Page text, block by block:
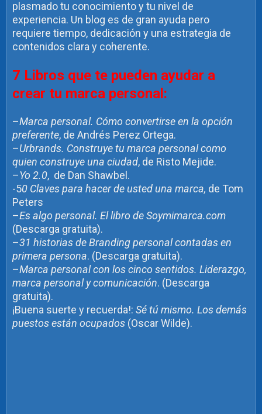
plasmado tu conocimiento y tu nivel de
experiencia. Un blog es de gran ayuda pero
requiere tiempo, dedicación y una estrategia de
contenidos clara y coherente.
7 Libros que te pueden ayudar a
crear tu marca personal:
–Marca personal. Cómo convertirse en la opción
preferente, de Andrés Perez Ortega.
–Urbrands. Construye tu marca personal como
quien construye una ciudad, de Risto Mejide.
–Yo 2.0, de Dan Shawbel.
-50 Claves para hacer de usted una marca, de Tom
Peters
–Es algo personal. El libro de Soymimarca.com
(Descarga gratuita).
–31 historias de Branding personal contadas en
primera persona. (Descarga gratuita).
–Marca personal con los cinco sentidos. Liderazgo,
marca personal y comunicación. (Descarga
gratuita).
¡Buena suerte y recuerda!: Sé tú mismo. Los demás
puestos están ocupados (Oscar Wilde).